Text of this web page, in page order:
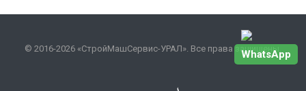
© 2016-2026 «СтройМашСервис-УРАЛ». Все права защищены.
WhatsApp